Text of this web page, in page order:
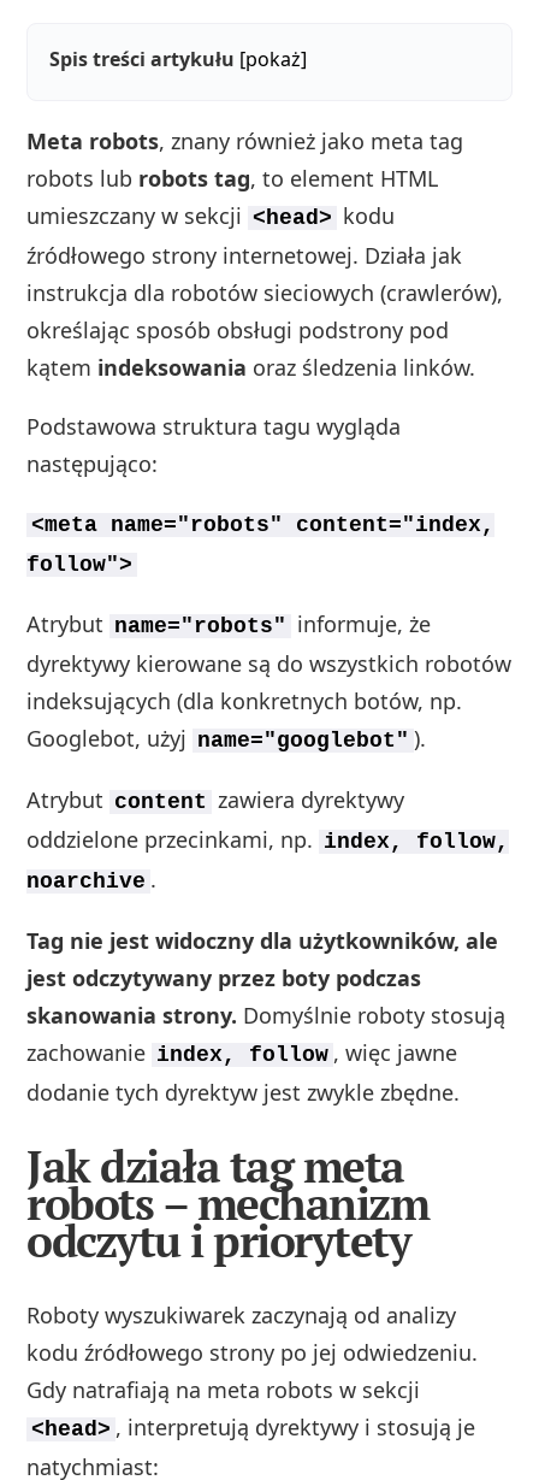
Spis treści artykułu [pokaż]
Meta robots, znany również jako meta tag
robots lub robots tag, to element HTML
umieszczany w sekcji <head> kodu
źródłowego strony internetowej. Działa jak
instrukcja dla robotów sieciowych (crawlerów),
określając sposób obsługi podstrony pod
kątem indeksowania oraz śledzenia linków.
Podstawowa struktura tagu wygląda
następująco:
<meta name="robots" content="index,
follow">
Atrybut name="robots" informuje, że
dyrektywy kierowane są do wszystkich robotów
indeksujących (dla konkretnych botów, np.
Googlebot, użyj name="googlebot" ).
Atrybut content zawiera dyrektywy
oddzielone przecinkami, np. index, follow,
noarchive .
Tag nie jest widoczny dla użytkowników, ale
jest odczytywany przez boty podczas
skanowania strony. Domyślnie roboty stosują
zachowanie index, follow , więc jawne
dodanie tych dyrektyw jest zwykle zbędne.
Jak działa tag meta
robots – mechanizm
odczytu i priorytety
Roboty wyszukiwarek zaczynają od analizy
kodu źródłowego strony po jej odwiedzeniu.
Gdy natrafiają na meta robots w sekcji
<head> , interpretują dyrektywy i stosują je
natychmiast: